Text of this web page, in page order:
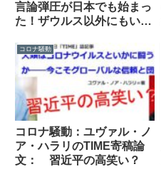
言論弾圧が日本でも始まっ
た！ザウルス以外にもいる
コロナ騒動
コロナ騒動：ユヴァル・ノ
ア・ハラリのTIME寄稿論
文： 習近平の高笑い？